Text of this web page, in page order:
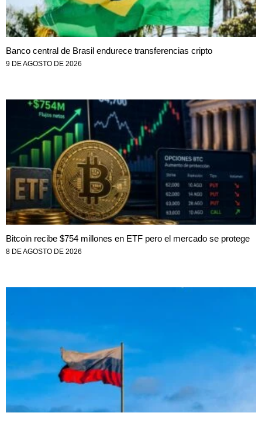
Banco central de Brasil endurece transferencias cripto
9 DE AGOSTO DE 2026
Bitcoin recibe $754 millones en ETF pero el mercado se protege
8 DE AGOSTO DE 2026